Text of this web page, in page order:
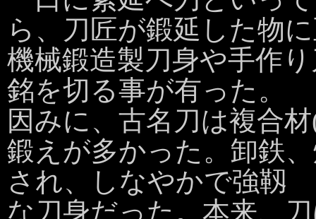
ら、刀匠が鍛延した物
機械鍛造製刀身や手作
銘を切る事が有った。
因みに、古名刀は複合
鍛えが多かった。卸鉄
され、しなやかで強靱
な刀身だった。本来、